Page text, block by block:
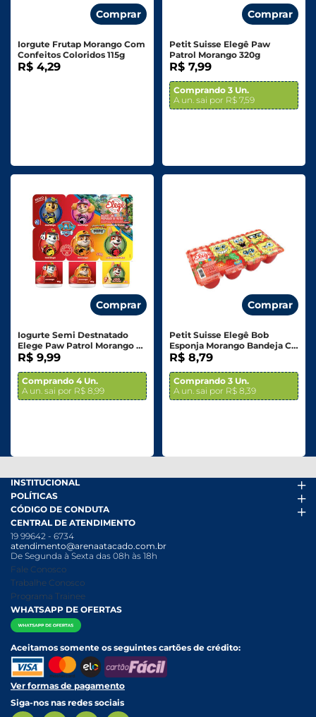
Comprar
Iorgute Frutap Morango Com
Confeitos Coloridos 115g
R$ 4,29
Comprar
Petit Suisse Elegê Paw
Patrol Morango 320g
R$ 7,99
Comprando 3 Un.
A un. sai por R$ 7,59
Comprar
Iogurte Semi Destnatado
Elege Paw Patrol Morango E
Salada Fruta 510g
R$ 9,99
Comprando 4 Un.
A un. sai por R$ 8,99
Comprar
Petit Suisse Elegê Bob
Esponja Morango Bandeja C/
8 Unid. 320g
R$ 8,79
Comprando 3 Un.
A un. sai por R$ 8,39
INSTITUCIONAL
Arena Mais
Fácil Pra Pagar
Ofertas
Folheto
Nossas Lojas
Nossa História
Relatório Transparência Salarial
POLÍTICAS
Termos de uso
Política de Trocas e Devoluções
Política de Privacidade
Política Anticorrupção
Política de entrega e Retirada
Política de Pagamento
CÓDIGO DE CONDUTA
Código de conduta PDF
Canal de Denúncias
Canal de Denúncias da Mulher
CENTRAL DE ATENDIMENTO
19 99642 - 6734
atendimento@arenaatacado.com.br
De Segunda à Sexta das 08h às 18h
Fale Conosco
Trabalhe Conosco
Programa Trainee
WHATSAPP DE OFERTAS
Aceitamos somente os seguintes cartões de crédito:
Ver formas de pagamento
Siga-nos nas redes sociais